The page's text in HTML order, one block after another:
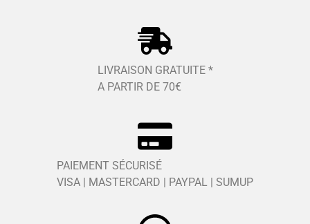
LIVRAISON GRATUITE *
A PARTIR DE 70€
PAIEMENT SÉCURISÉ
VISA | MASTERCARD | PAYPAL | SUMUP